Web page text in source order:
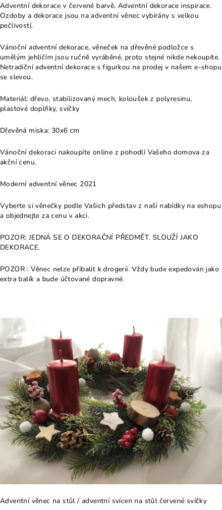
Adventní dekorace v červené barvě. Adventní dekorace inspirace.
Ozdoby a dekorace jsou na adventní věnec vybírány s velkou
pečlivostí.
Vánoční adventní dekorace, věneček na dřevěné podložce s
umělým jehličím jsou ručně vyráběné, proto stejné nikde nekoupíte.
Netradiční adventní dekorace s figurkou na prodej v našem e-shopu
se slevou.
Materiál: dřevo, stabilizovaný mech, koloušek z polyresinu,
plastové doplňky, svíčky
Dřevěná miska: 30x6 cm
Vánoční dekoraci nakoupíte online z pohodlí Vašeho domova za
akční cenu.
Moderní adventní věnec 2021
Vyberte si věnečky podle Vašich představ z naší nabídky na eshopu
a objednejte za cenu v akci.
POZOR: JEDNÁ SE O DEKORAČNÍ PŘEDMĚT. SLOUŽÍ JAKO
DEKORACE.
POZOR : Věnec nelze přibalit k drogerii. Vždy bude expedován jako
extra balík a bude účtované dopravné.
Adventní věnec na stůl / adventní svícen na stůl červené svíčky